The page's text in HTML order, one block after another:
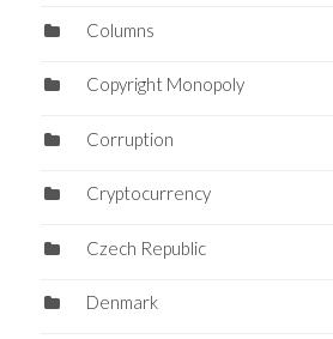
Columns
Copyright Monopoly
Corruption
Cryptocurrency
Czech Republic
Denmark